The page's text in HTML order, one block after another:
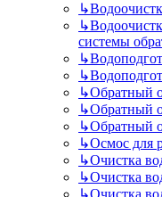
↳
↳
системы
↳
↳
↳Обратный
↳Обратный
↳Обратный
↳Осмос для
↳Очистка
↳Очистка